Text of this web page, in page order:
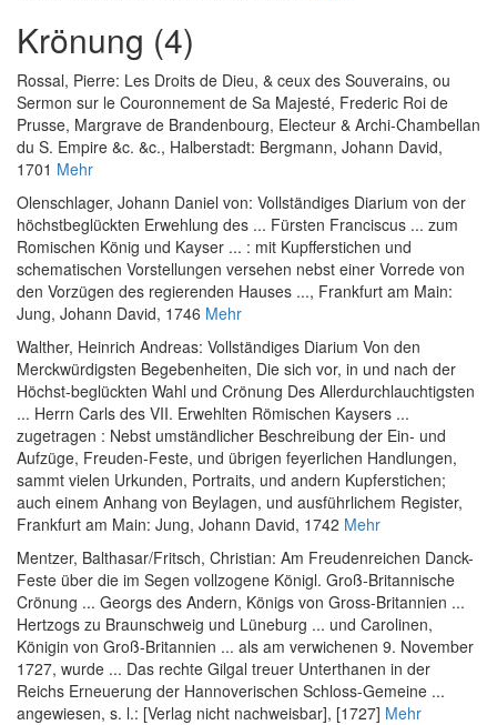
Krönung (4)
Rossal, Pierre: Les Droits de Dieu, & ceux des Souverains, ou
Sermon sur le Couronnement de Sa Majesté, Frederic Roi de
Prusse, Margrave de Brandenbourg, Electeur & Archi-Chambellan
du S. Empire &c. &c., Halberstadt: Bergmann, Johann David,
1701 Mehr
Olenschlager, Johann Daniel von: Vollständiges Diarium von der
höchstbeglückten Erwehlung des ... Fürsten Franciscus ... zum
Romischen König und Kayser ... : mit Kupfferstichen und
schematischen Vorstellungen versehen nebst einer Vorrede von
den Vorzügen des regierenden Hauses ..., Frankfurt am Main:
Jung, Johann David, 1746 Mehr
Walther, Heinrich Andreas: Vollständiges Diarium Von den
Merckwürdigsten Begebenheiten, Die sich vor, in und nach der
Höchst-beglückten Wahl und Crönung Des Allerdurchlauchtigsten
... Herrn Carls des VII. Erwehlten Römischen Kaysers ...
zugetragen : Nebst umständlicher Beschreibung der Ein- und
Aufzüge, Freuden-Feste, und übrigen feyerlichen Handlungen,
sammt vielen Urkunden, Portraits, und andern Kupferstichen;
auch einem Anhang von Beylagen, und ausführlichem Register,
Frankfurt am Main: Jung, Johann David, 1742 Mehr
Mentzer, Balthasar/Fritsch, Christian: Am Freudenreichen Danck-
Feste über die im Segen vollzogene Königl. Groß-Britannische
Crönung ... Georgs des Andern, Königs von Gross-Britannien ...
Hertzogs zu Braunschweig und Lüneburg ... und Carolinen,
Königin von Groß-Britannien ... als am verwichenen 9. November
1727, wurde ... Das rechte Gilgal treuer Unterthanen in der
Reichs Erneuerung der Hannoverischen Schloss-Gemeine ...
angewiesen, s. l.: [Verlag nicht nachweisbar], [1727] Mehr